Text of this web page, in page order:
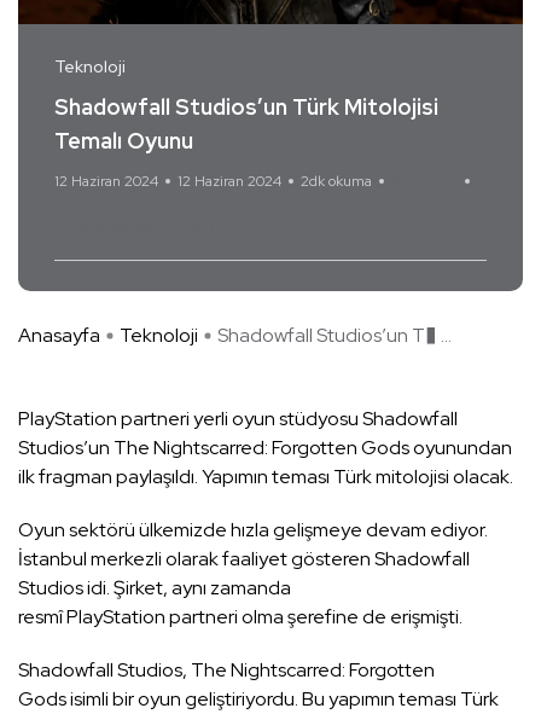
Teknoloji
Shadowfall Studios’un Türk Mitolojisi
Temalı Oyunu
12 Haziran 2024 12 Haziran 2024 2dk okuma
Anasayfa Teknoloji Shadowfall Studios’un T� ...
PlayStation partneri yerli oyun stüdyosu Shadowfall
Studios’un The Nightscarred: Forgotten Gods oyunundan
ilk fragman paylaşıldı. Yapımın teması Türk mitolojisi olacak.
Oyun sektörü ülkemizde hızla gelişmeye devam ediyor.
İstanbul merkezli olarak faaliyet gösteren Shadowfall
Studios idi. Şirket, aynı zamanda
resmî PlayStation partneri olma şerefine de erişmişti.
Shadowfall Studios, The Nightscarred: Forgotten
Gods isimli bir oyun geliştiriyordu. Bu yapımın teması Türk